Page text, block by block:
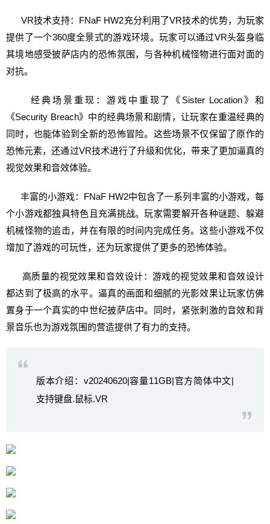
VR技术支持：FNaF HW2充分利用了VR技术的优势，为玩家
提供了一个360度全景式的游戏环境。玩家可以通过VR头盔身临
其境地感受披萨店内的恐怖氛围，与各种机械怪物进行面对面的
对抗。
经典场景重现：游戏中重现了《Sister Location》和
《Security Breach》中的经典场景和剧情，让玩家在重温经典的
同时，也能体验到全新的恐怖冒险。这些场景不仅保留了原作的
恐怖元素，还通过VR技术进行了升级和优化，带来了更加逼真的
视觉效果和音效体验。
丰富的小游戏：FNaF HW2中包含了一系列丰富的小游戏，每
个小游戏都独具特色且充满挑战。玩家需要解开各种谜题、躲避
机械怪物的追击，并在有限的时间内完成任务。这些小游戏不仅
增加了游戏的可玩性，还为玩家提供了更多的恐怖体验。
高质量的视觉效果和音效设计：游戏的视觉效果和音效设计
都达到了极高的水平。逼真的画面和细腻的光影效果让玩家仿佛
置身于一个真实的中世纪披萨店中。同时，紧张刺激的音效和背
景音乐也为游戏氛围的营造提供了有力的支持。
版本介绍：v20240620|容量11GB|官方简体中文|
支持键盘.鼠标.VR